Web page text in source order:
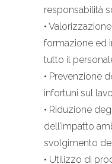
responsabilità
•
formazione ed
tutto il
• Prevenzione
infortuni sul
• Riduzione
dell’impatto
svolgimento
• Utilizzo di